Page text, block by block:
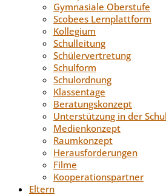
Gymnasiale Oberstufe
Scobees Lernplattform
Kollegium
Schulleitung
Schülervertretung
Schulform
Schulordnung
Klassentage
Beratungskonzept
Unterstützung in der
Medienkonzept
Raumkonzept
Herausforderungen
Filme
Kooperationspartner
Eltern